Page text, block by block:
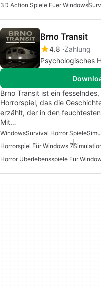
3D Action Spiele Fuer Windows
Brno Transit
4.8 Zahlung
Psychologisches
Brno Transit ist ein
Horrorspiel, das die
erzählt, der in den
Mit…
WindowsSurvival Horror Spiele
Horrorspiel Für Windows 7
Horror Überlebensspiele Für